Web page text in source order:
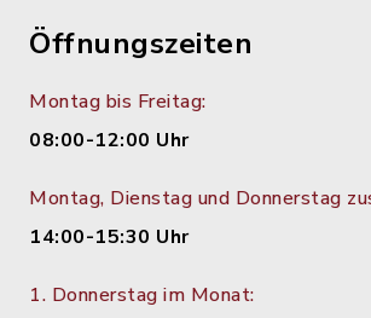
Öffnungszeiten
Montag bis Freitag:
08:00-12:00 Uhr
Montag, Dienstag und Donnerstag
14:00-15:30 Uhr
1. Donnerstag im Monat: